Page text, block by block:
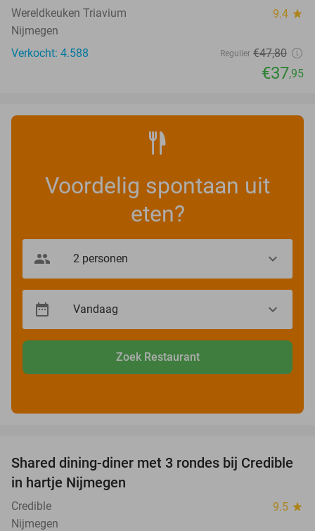
Wereldkeuken Triavium 9.4 star
Nijmegen
Verkocht: 4.588
Regulier €47,80
€37,95
Voordelig spontaan uit
eten?
Zoek Restaurant
36%
Shared dining-diner met 3 rondes bij Credible
in hartje Nijmegen
Credible 9.5 star
Nijmegen